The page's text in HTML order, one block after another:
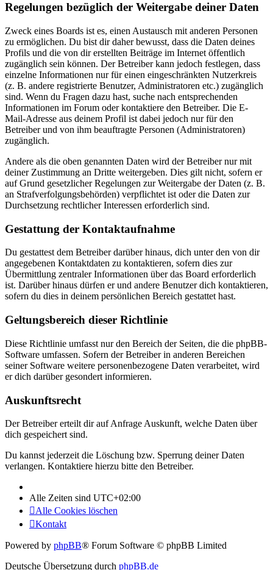
Regelungen bezüglich der Weitergabe deiner Daten
Zweck eines Boards ist es, einen Austausch mit anderen Personen
zu ermöglichen. Du bist dir daher bewusst, dass die Daten deines
Profils und die von dir erstellten Beiträge im Internet öffentlich
zugänglich sein können. Der Betreiber kann jedoch festlegen, dass
einzelne Informationen nur für einen eingeschränkten Nutzerkreis
(z. B. andere registrierte Benutzer, Administratoren etc.) zugänglich
sind. Wenn du Fragen dazu hast, suche nach entsprechenden
Informationen im Forum oder kontaktiere den Betreiber. Die E-
Mail-Adresse aus deinem Profil ist dabei jedoch nur für den
Betreiber und von ihm beauftragte Personen (Administratoren)
zugänglich.
Andere als die oben genannten Daten wird der Betreiber nur mit
deiner Zustimmung an Dritte weitergeben. Dies gilt nicht, sofern er
auf Grund gesetzlicher Regelungen zur Weitergabe der Daten (z. B.
an Strafverfolgungsbehörden) verpflichtet ist oder die Daten zur
Durchsetzung rechtlicher Interessen erforderlich sind.
Gestattung der Kontaktaufnahme
Du gestattest dem Betreiber darüber hinaus, dich unter den von dir
angegebenen Kontaktdaten zu kontaktieren, sofern dies zur
Übermittlung zentraler Informationen über das Board erforderlich
ist. Darüber hinaus dürfen er und andere Benutzer dich kontaktieren,
sofern du dies in deinem persönlichen Bereich gestattet hast.
Geltungsbereich dieser Richtlinie
Diese Richtlinie umfasst nur den Bereich der Seiten, die die phpBB-
Software umfassen. Sofern der Betreiber in anderen Bereichen
seiner Software weitere personenbezogene Daten verarbeitet, wird
er dich darüber gesondert informieren.
Auskunftsrecht
Der Betreiber erteilt dir auf Anfrage Auskunft, welche Daten über
dich gespeichert sind.
Du kannst jederzeit die Löschung bzw. Sperrung deiner Daten
verlangen. Kontaktiere hierzu bitte den Betreiber.
Alle Zeiten sind UTC+02:00
Alle Cookies löschen
Kontakt
Powered by phpBB® Forum Software © phpBB Limited
Deutsche Übersetzung durch phpBB.de